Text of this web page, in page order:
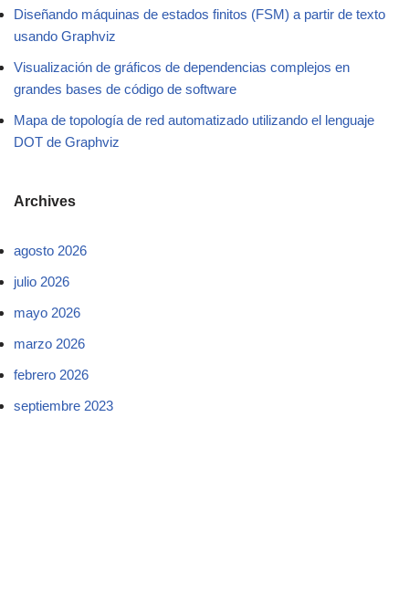
Diseñando máquinas de estados finitos (FSM) a partir de texto
usando Graphviz
Visualización de gráficos de dependencias complejos en
grandes bases de código de software
Mapa de topología de red automatizado utilizando el lenguaje
DOT de Graphviz
Archives
agosto 2026
julio 2026
mayo 2026
marzo 2026
febrero 2026
septiembre 2023